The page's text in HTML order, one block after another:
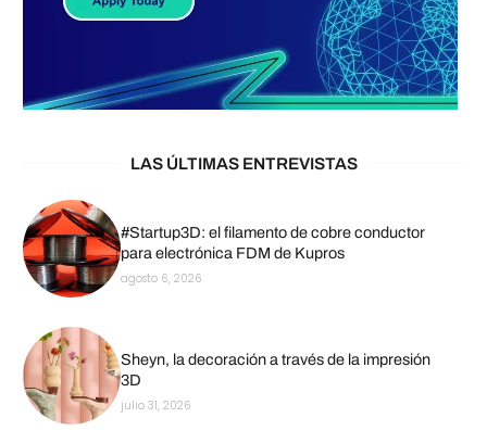
LAS ÚLTIMAS ENTREVISTAS
#Startup3D: el filamento de cobre conductor
para electrónica FDM de Kupros
agosto 6, 2026
Sheyn, la decoración a través de la impresión
3D
julio 31, 2026